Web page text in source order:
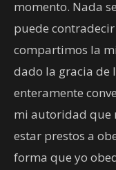
momento. Nada
puede
compartimos la
dado la gracia de
enteramente
mi autoridad que
estar prestos a
forma que yo